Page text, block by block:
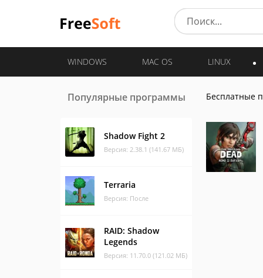
WINDOWS MAC OS LINUX
Популярные программы
Shadow Fight 2
Версия: 2.38.1 (141.67 МБ)
Terraria
Версия: После
RAID: Shadow
Legends
Версия: 11.70.0 (121.02 МБ)
Бесплатные